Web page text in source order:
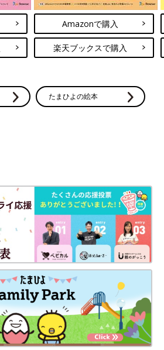
Amazonで購入
楽天ブックスで購入
たまひよの絵本